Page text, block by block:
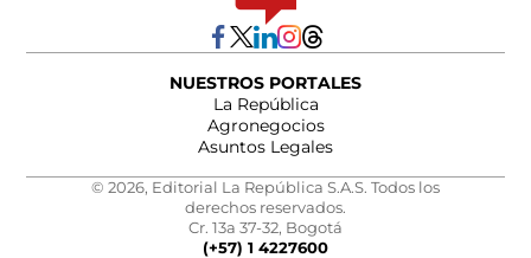
NUESTROS PORTALES
La República
Agronegocios
Asuntos Legales
© 2026, Editorial La República S.A.S. Todos los
derechos reservados.
Cr. 13a 37-32, Bogotá
(+57) 1 4227600